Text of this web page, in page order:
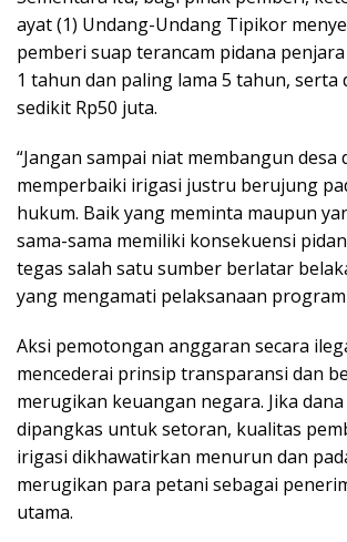
ayat (1) Undang-Undang Tipikor
pemberi suap terancam pidana
1 tahun dan paling lama 5 tahun, serta
sedikit Rp50 juta.
“Jangan sampai niat membangun desa
memperbaiki irigasi justru berujung
hukum. Baik yang meminta maupun
sama-sama memiliki konsekuensi
tegas salah satu sumber berlatar
yang mengamati pelaksanaan
Aksi pemotongan anggaran secara
mencederai prinsip transparansi dan
merugikan keuangan negara. Jika dana
dipangkas untuk setoran, kualitas
irigasi dikhawatirkan menurun dan
merugikan para petani sebagai
utama.